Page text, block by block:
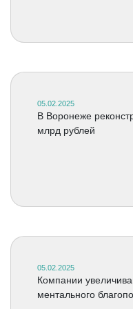
05.02.2025
В Воронеже
млрд рублей
05.02.2025
Компании
ментального